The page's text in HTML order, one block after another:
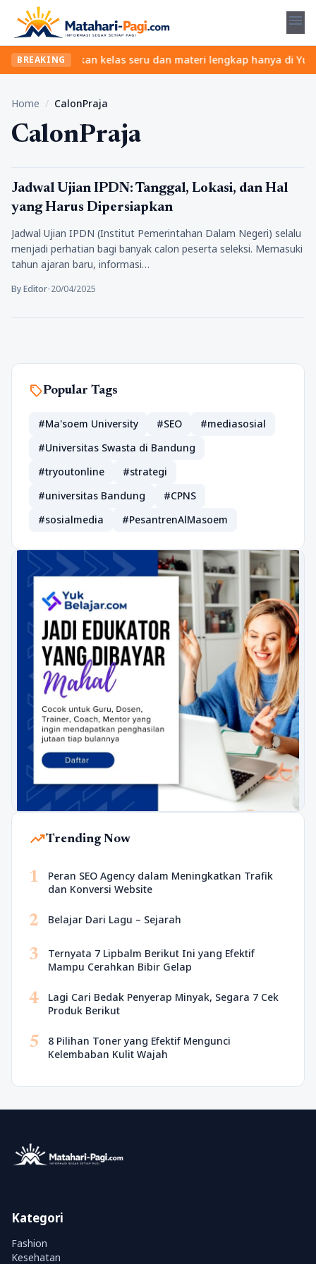
menu
BREAKING
Temukan kelas seru dan materi lengkap hanya di
Home / CalonPraja
CalonPraja
Pendidikan
Jadwal Ujian IPDN: Tanggal, Lokasi, dan Hal
yang Harus Dipersiapkan
Jadwal Ujian IPDN (Institut Pemerintahan Dalam Negeri) selalu
menjadi perhatian bagi banyak calon peserta seleksi. Memasuki
tahun ajaran baru, informasi…
By Editor•20/04/2025
sellPopular Tags
#Ma'soem University #SEO
#mediasosial
#Universitas Swasta di Bandung
#tryoutonline
#strategi
#universitas Bandung
#CPNS
#sosialmedia
#PesantrenAlMasoem
trending_upTrending Now
1
Peran SEO Agency dalam Meningkatkan Trafik
dan Konversi Website
2 Belajar Dari Lagu – Sejarah
3
Ternyata 7 Lipbalm Berikut Ini yang Efektif
Mampu Cerahkan Bibir Gelap
4
Lagi Cari Bedak Penyerap Minyak, Segara 7 Cek
Produk Berikut
5
8 Pilihan Toner yang Efektif Mengunci
Kelembaban Kulit Wajah
Kategori
Fashion
Kesehatan